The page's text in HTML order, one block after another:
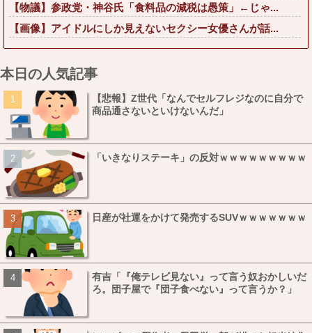
【物議】参政党・神谷氏「食料品の減税は愚策」←じゃ...
【画像】アイドルにしか見えないセクシー女優さんが話...
本日の人気記事
【悲報】Z世代「なんでセルフレジなのに自分で
商品通さないといけないんだ」
「いきなりステーキ」の反対ｗｗｗｗｗｗｗｗｗ
日産が社運をかけて発売するSUVｗｗｗｗｗｗｗ
有吉「『俺テレビ見ない』って言う奴おかしいだ
ろ。団子屋で『団子食べない』って言うか？」